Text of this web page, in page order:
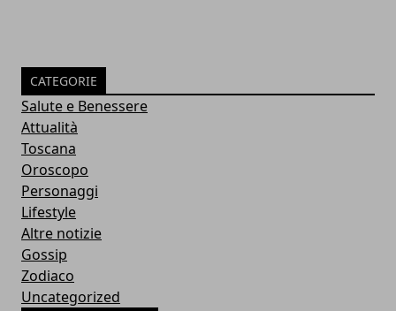
CATEGORIE
Salute e Benessere
Attualità
Toscana
Oroscopo
Personaggi
Lifestyle
Altre notizie
Gossip
Zodiaco
Uncategorized